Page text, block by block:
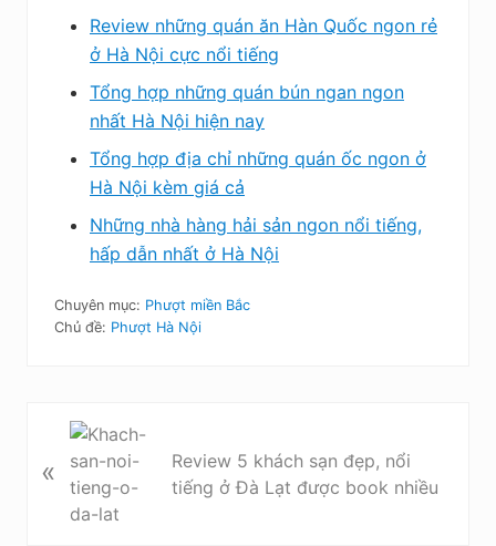
Review những quán ăn Hàn Quốc ngon rẻ
ở Hà Nội cực nổi tiếng
Tổng hợp những quán bún ngan ngon
nhất Hà Nội hiện nay
Tổng hợp địa chỉ những quán ốc ngon ở
Hà Nội kèm giá cả
Những nhà hàng hải sản ngon nổi tiếng,
hấp dẫn nhất ở Hà Nội
Chuyên mục: Phượt miền Bắc
Chủ đề: Phượt Hà Nội
i
«
Review 5 khách sạn đẹp, nổi
tiếng ở Đà Lạt được book nhiều